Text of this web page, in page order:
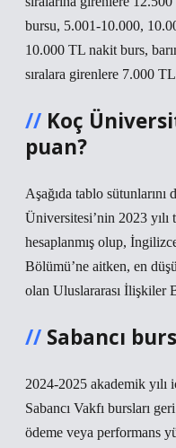
bursu, 5.001-10.000,
10.000 TL nakit burs,
sıralara girenlere 7.000
Koç
puan?
Aşağıda tablo
Üniversitesi’nin 2023 yılı
hesaplanmış olup,
Bölümü’ne aitken, en
olan Uluslararası İlişkiler
Sabancı
2024-2025 akademik yılı
Sabancı Vakfı bursları
ödeme veya performans